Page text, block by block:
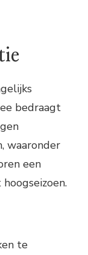
bedraagt
waaronder
een
te